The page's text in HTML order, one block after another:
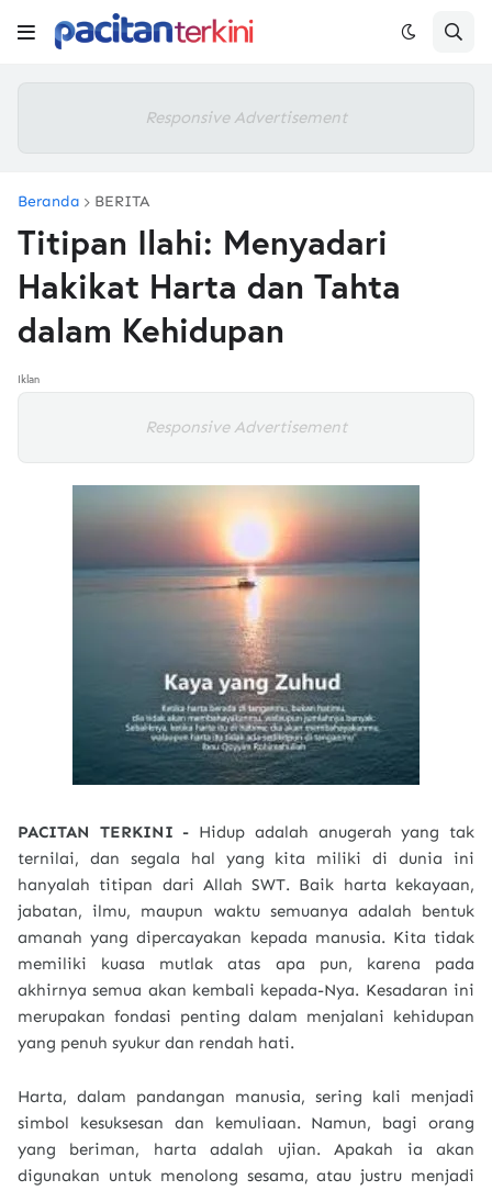
Responsive Advertisement
Beranda BERITA
Titipan Ilahi: Menyadari
Hakikat Harta dan Tahta
dalam Kehidupan
Iklan
Responsive Advertisement
PACITAN TERKINI - Hidup adalah anugerah yang tak
ternilai, dan segala hal yang kita miliki di dunia ini
hanyalah titipan dari Allah SWT. Baik harta kekayaan,
jabatan, ilmu, maupun waktu semuanya adalah bentuk
amanah yang dipercayakan kepada manusia. Kita tidak
memiliki kuasa mutlak atas apa pun, karena pada
akhirnya semua akan kembali kepada-Nya. Kesadaran ini
merupakan fondasi penting dalam menjalani kehidupan
yang penuh syukur dan rendah hati.
Harta, dalam pandangan manusia, sering kali menjadi
simbol kesuksesan dan kemuliaan. Namun, bagi orang
yang beriman, harta adalah ujian. Apakah ia akan
digunakan untuk menolong sesama, atau justru menjadi